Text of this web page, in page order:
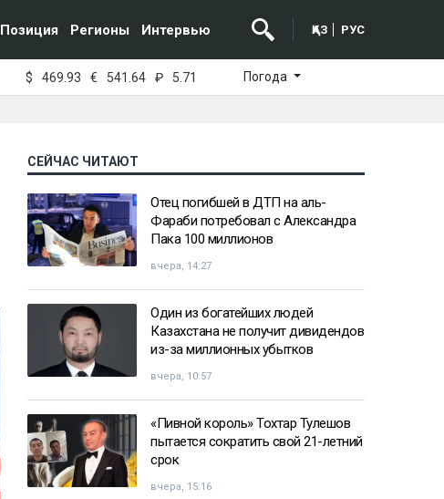
Позиция Регионы Интервью ҚАЗ РУС
$ 469.93 € 541.64 ₽ 5.71 Погода
СЕЙЧАС ЧИТАЮТ
Отец погибшей в ДТП на аль-
Фараби потребовал с Александра
Пака 100 миллионов
вчера, 14:27
Один из богатейших людей
Казахстана не получит дивидендов
из-за миллионных убытков
вчера, 10:57
«Пивной король» Тохтар Тулешов
пытается сократить свой 21-летний
срок
вчера, 15:16